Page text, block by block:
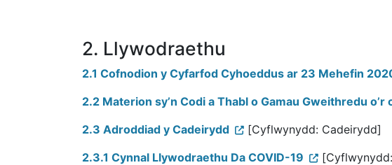
2. Llywodraethu
2.1 Cofnodion y Cyfarfod Cyhoeddus ar 23 Mehefin
2.2 Materion sy’n Codi a Thabl o Gamau Gweithredu
2.3 Adroddiad y Cadeirydd
[Cyflwynydd: Cadeirydd]
2.3.1 Cynnal Llywodraethu Da COVID-19